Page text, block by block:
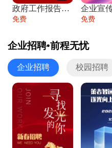
政府工作报告政府年终工作总结
免费 免费
企业招聘•前程无忧
企业招聘 校园招聘